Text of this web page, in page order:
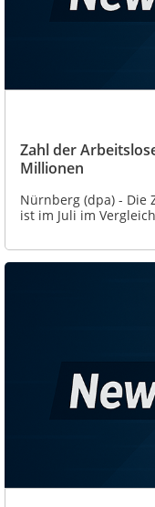
Zahl der
Millionen
Nürnberg (dpa) - Die
ist im Juli im